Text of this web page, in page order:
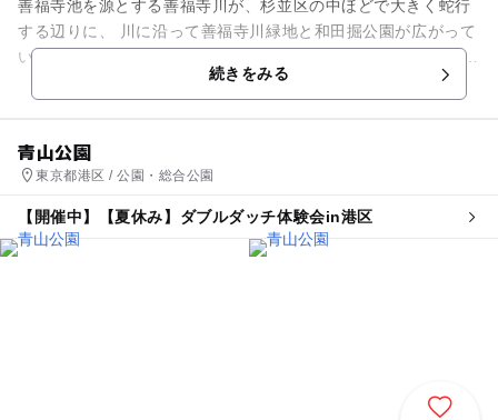
善福寺池を源とする善福寺川が、杉並区の中ほどで大きく蛇行
する辺りに、 川に沿って善福寺川緑地と和田掘公園が広がって
います。 帯状に続く二つの公園は、全長約4.2km。 武蔵野の面
続きをみる
青山公園
東京都港区 / 公園・総合公園
【開催中】【夏休み】ダブルダッチ体験会in港区